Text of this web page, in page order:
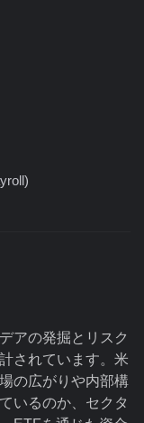
アの発掘とリスク
されています。米
の広がりや内部構
いるのか、セクタ